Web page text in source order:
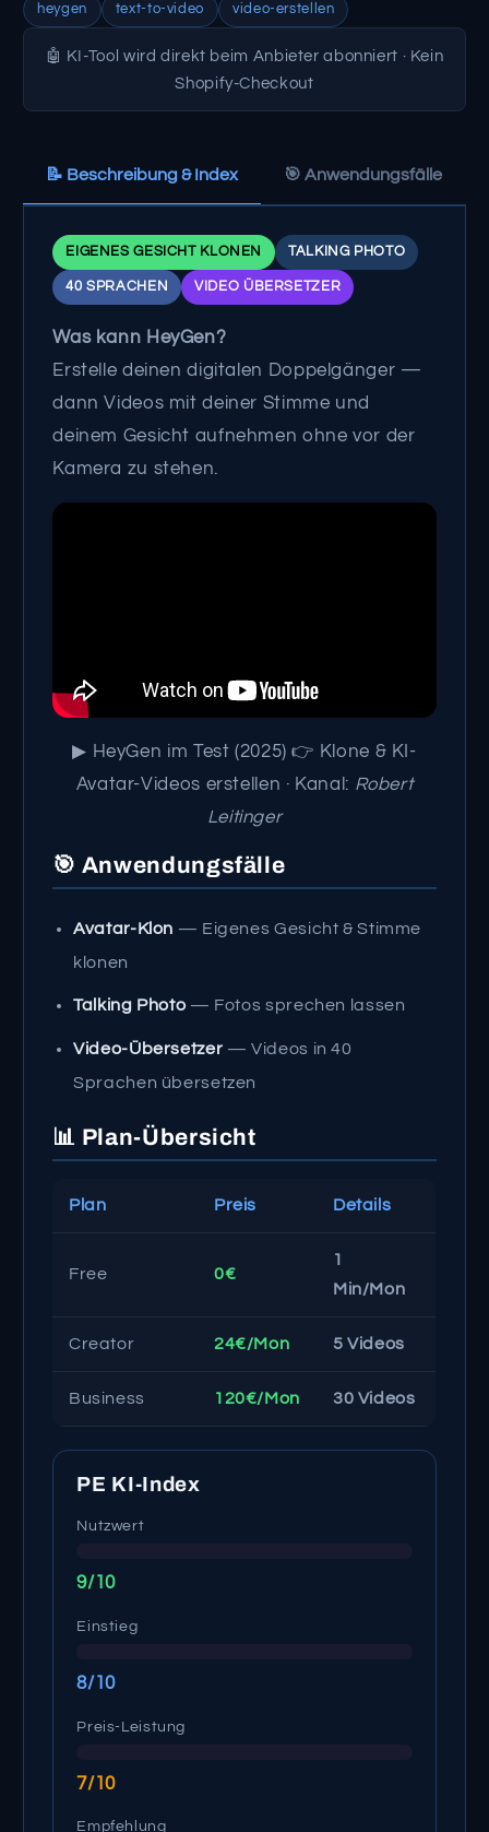
heygen text-to-video video-erstellen
🤖 KI-Tool wird direkt beim Anbieter abonniert · Kein
Shopify-Checkout
📝 Beschreibung & Index 🎯 Anwendungsfälle
EIGENES GESICHT KLONEN TALKING PHOTO
40 SPRACHEN VIDEO ÜBERSETZER
Was kann HeyGen?
Erstelle deinen digitalen Doppelgänger —
dann Videos mit deiner Stimme und
deinem Gesicht aufnehmen ohne vor der
Kamera zu stehen.
▶ HeyGen im Test (2025) 👉 Klone & KI-
Avatar-Videos erstellen · Kanal: Robert
Leitinger
🎯 Anwendungsfälle
Avatar-Klon — Eigenes Gesicht & Stimme
klonen
Talking Photo — Fotos sprechen lassen
Video-Übersetzer — Videos in 40
Sprachen übersetzen
📊 Plan-Übersicht
Plan Preis Details
Free 0€
1
Min/Mon
Creator 24€/Mon 5 Videos
Business 120€/Mon 30 Videos
PE KI-Index
Nutzwert
9/10
Einstieg
8/10
Preis-Leistung
7/10
Empfehlung